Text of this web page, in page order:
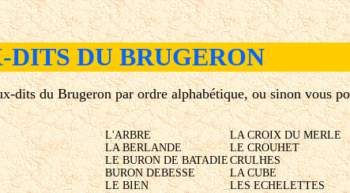
DITS DU BRUGERON
dits du Brugeron par ordre alphabétique, ou sinon vous
L'ARBRE
LA BERLANDE
LE BURON DE BATADIE
BURON DEBESSE
LE BIEN
LA CROIX DU MERLE
LE CROUHET
CRULHES
LA CUBE
LES ECHELETTES